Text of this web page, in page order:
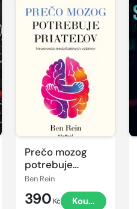
Prečo mozog
potrebuje
priateľov
Ben Rein
390 Kč Koupit